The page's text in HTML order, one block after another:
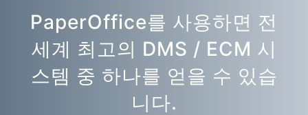
PaperOffice를 사용하면 전
세계 최고의 DMS / ECM 시
스템 중 하나를 얻을 수 있습
니다.